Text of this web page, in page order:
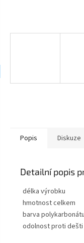
Popis Diskuze
Detailní popis
délka výrobku
hmotnost celkem
barva polykarbonátu
odolnost proti dešti